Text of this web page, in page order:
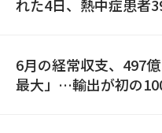
れた4日、熱中症患者
6月の経常収支、497
最大」…輸出が初の